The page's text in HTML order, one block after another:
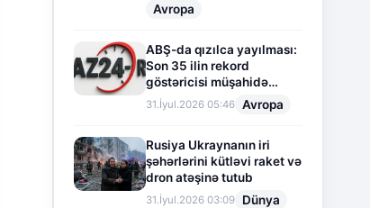
Avropa
ABŞ-da qızılca yayılması:
Son 35 ilin rekord
göstəricisi müşahidə
olunur
31.İyul.2026 05:46 Avropa
Rusiya Ukraynanın iri
şəhərlərini kütləvi raket və
dron atəşinə tutub
31.İyul.2026 03:09 Dünya